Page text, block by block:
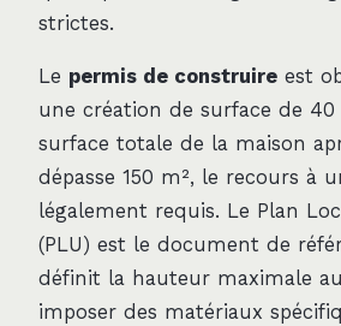
strictes.
Le permis de construire est
une création de surface de 40
surface totale de la maison
dépasse 150 m², le recours à
légalement requis. Le Plan
(PLU) est le document de
définit la hauteur maximale
imposer des matériaux